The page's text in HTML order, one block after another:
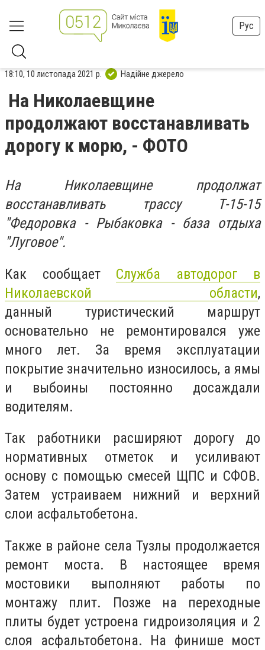
Рус
18:10, 10 листопада 2021 р. Надійне джерело
На Николаевщине
продолжают восстанавливать
дорогу к морю, - ФОТО
На Николаевщине продолжат
восстанавливать трассу Т-15-15
"Федоровка - Рыбаковка - база отдыха
"Луговое".
Как сообщает Служба автодорог в
Николаевской области,
данный туристический маршрут
основательно не ремонтировался уже
много лет. За время эксплуатации
покрытие значительно износилось, а ямы
и выбоины постоянно досаждали
водителям.
Так работники расширяют дорогу до
нормативных отметок и усиливают
основу с помощью смесей ЩПС и СФОВ.
Затем устраиваем нижний и верхний
слои асфальтобетона.
Также в районе села Тузлы продолжается
ремонт моста. В настоящее время
мостовики выполняют работы по
монтажу плит. Позже на переходные
плиты будет устроена гидроизоляция и 2
слоя асфальтобетона. На финише мост